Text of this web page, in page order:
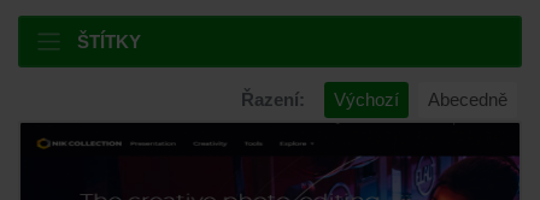
ŠTÍTKY
Řazení: Výchozí Abecedně